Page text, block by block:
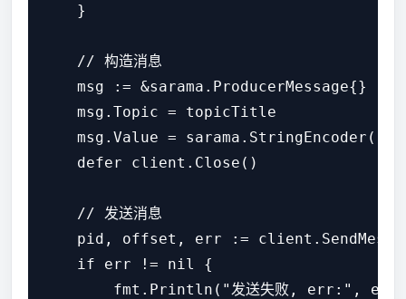
    }
    // 构造消息
    msg := &sarama.ProducerMessage{}
    msg.Topic = topicTitle
msg.Value = sarama.StringEncoder("这是
    defer client.Close()
    // 发送消息
pid, offset, err :=
    if err != nil {
        fmt.Println("发送失败, err:", err)